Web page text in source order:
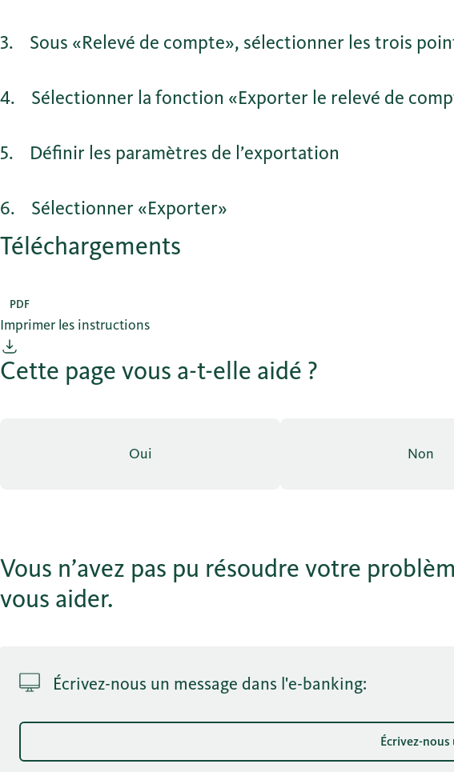
3 Sous «Relevé de compte», sélectionner les trois
4 Sélectionner la fonction «Exporter le relevé de
5 Définir les paramètres de l’exportation
6 Sélectionner «Exporter»
Téléchargements
PDF
Imprimer les instructions
Cette page vous a-t-elle aidé ?
Oui Non
Vous n’avez pas pu résoudre votre
vous aider.
Écrivez-nous un message dans l'e-banking:
Écrivez-nous